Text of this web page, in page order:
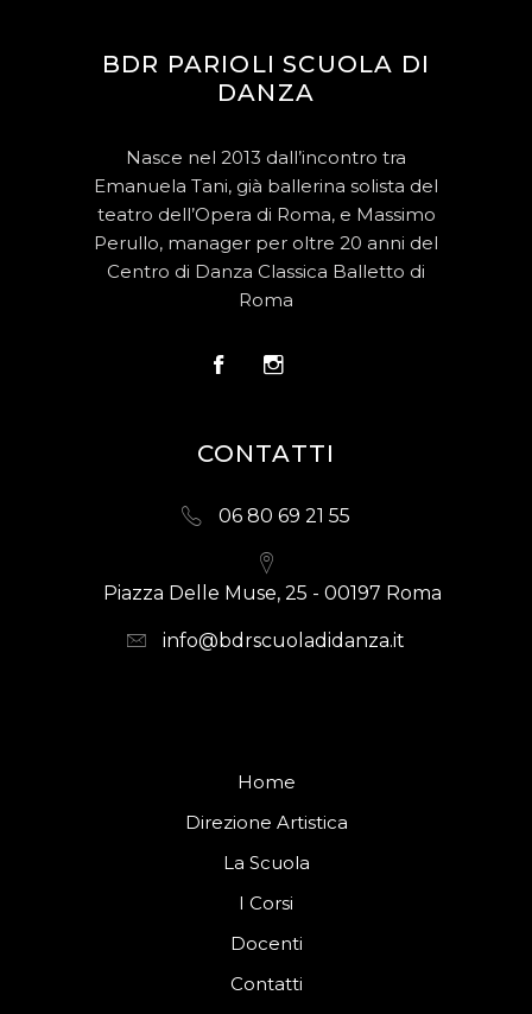
BDR PARIOLI SCUOLA DI
DANZA
Nasce nel 2013 dall’incontro tra
Emanuela Tani, già ballerina solista del
teatro dell’Opera di Roma, e Massimo
Perullo, manager per oltre 20 anni del
Centro di Danza Classica Balletto di
Roma
CONTATTI
06 80 69 21 55
Piazza Delle Muse, 25 - 00197 Roma
info@bdrscuoladidanza.it
Home
Direzione Artistica
La Scuola
I Corsi
Docenti
Contatti